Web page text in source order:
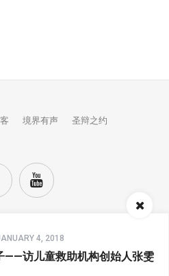
4, 2018
——访儿童救助机构创始人张雯
境界有声 圣辩之约
TOP